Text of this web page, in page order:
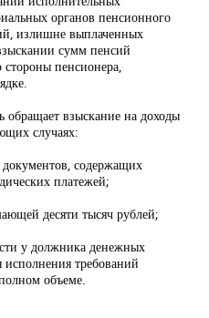
органов пенсионного
излишне выплаченных
сумм пенсий
стороны пенсионера,
обращает взыскание на доходы
случаях:
содержащих
платежей;
десяти тысяч рублей;
у должника денежных
требований
объеме.